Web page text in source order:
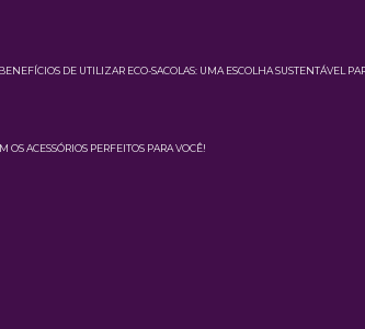
DE UTILIZAR ECO-SACOLAS: UMA ESCOLHA SUSTENTÁVEL
ACESSÓRIOS PERFEITOS PARA VOCÊ!